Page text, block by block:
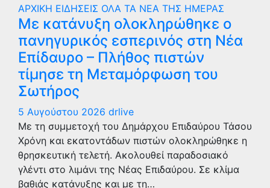
ΑΡΧΙΚΗ ΕΙΔΗΣΕΙΣ ΟΛΑ ΤΑ ΝΕΑ ΤΗΣ ΗΜΕΡΑΣ
Με κατάνυξη ολοκληρώθηκε ο
πανηγυρικός εσπερινός στη Νέα
Επίδαυρο – Πλήθος πιστών
τίμησε τη Μεταμόρφωση του
Σωτήρος
5 Αυγούστου 2026 drlive
Με τη συμμετοχή του Δημάρχου Επιδαύρου Τάσου
Χρόνη και εκατοντάδων πιστών ολοκληρώθηκε η
θρησκευτική τελετή. Ακολουθεί παραδοσιακό
γλέντι στο λιμάνι της Νέας Επιδαύρου. Σε κλίμα
βαθιάς κατάνυξης και με τη…